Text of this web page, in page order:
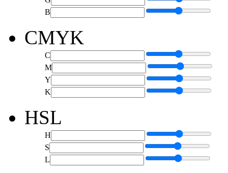
B
CMYK
C
M
Y
K
HSL
H
S
L